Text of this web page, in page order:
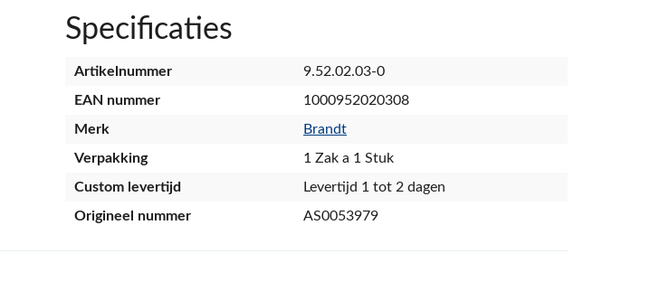
Specificaties
Artikelnummer
9.52.02.03-0
EAN nummer
1000952020308
Merk
Brandt
Verpakking
1 Zak a 1 Stuk
Custom levertijd
Levertijd 1 tot 2 dagen
Origineel nummer
AS0053979